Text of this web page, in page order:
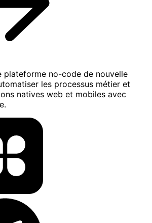
plateforme no-code de nouvelle
les processus métier et
natives web et mobiles avec